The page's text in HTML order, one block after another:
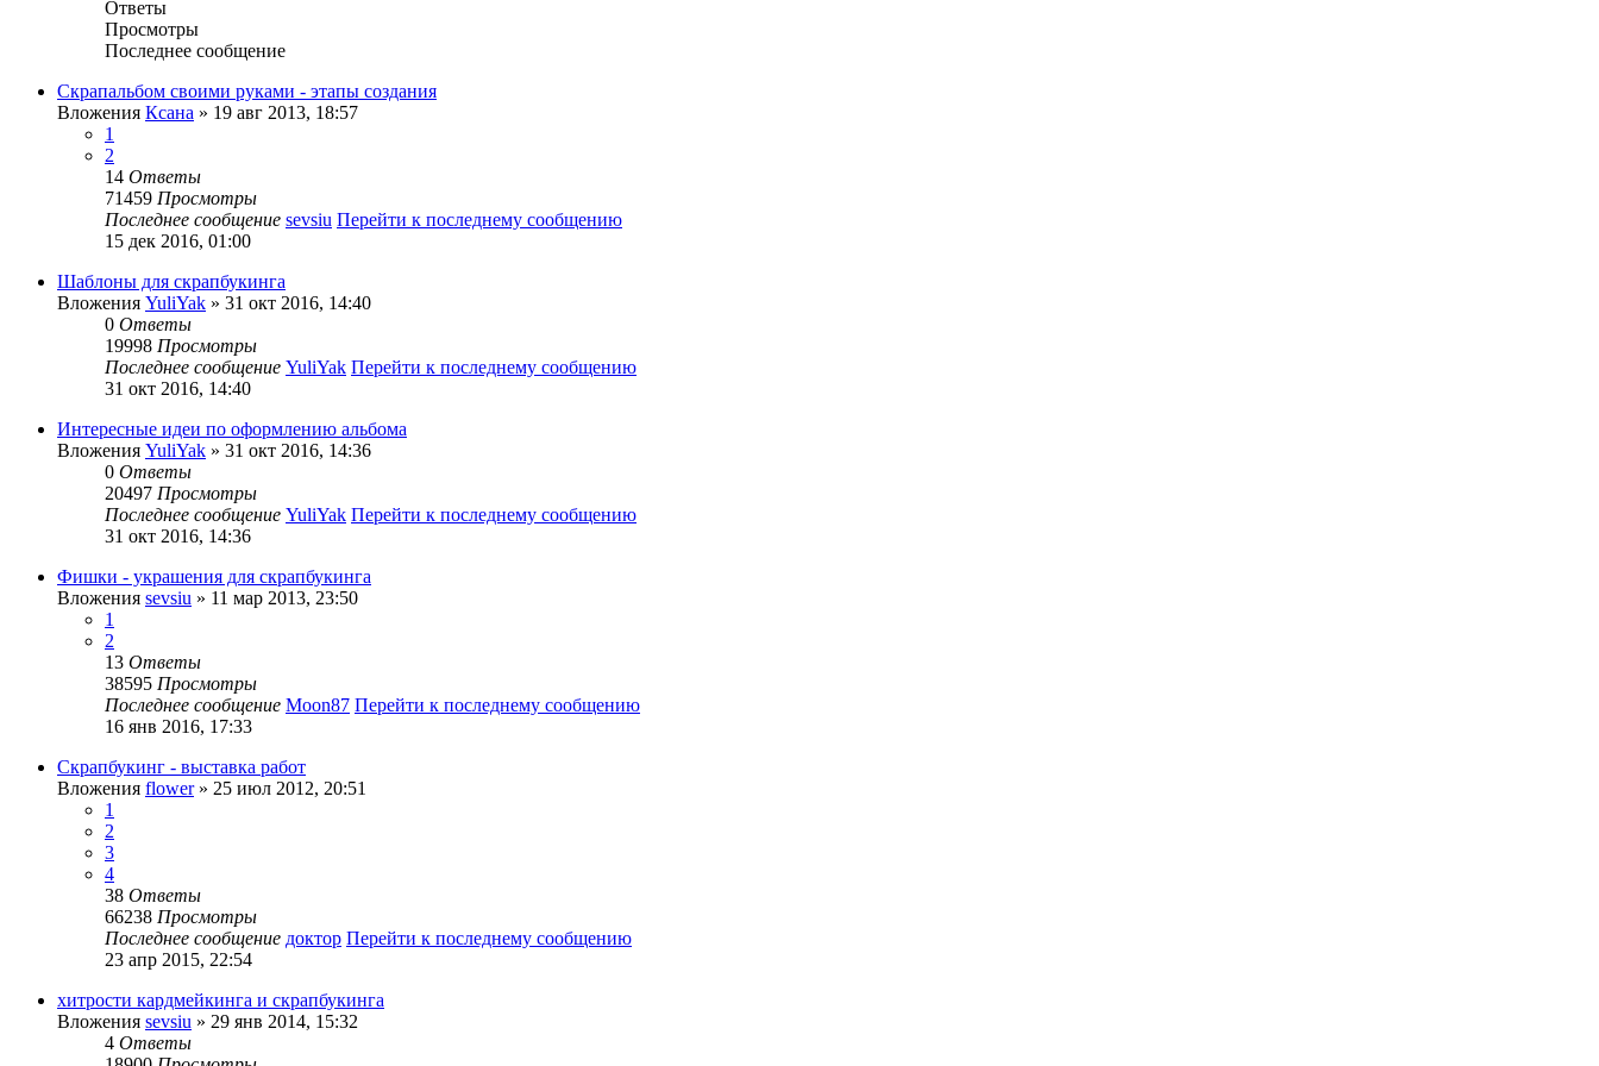
Ответы
Просмотры
Последнее сообщение
Скрапальбом своими руками - этапы создания
Вложения Ксана » 19 авг 2013, 18:57
1
2
14 Ответы
71459 Просмотры
Последнее сообщение sevsiu Перейти к последнему сообщению
15 дек 2016, 01:00
Шаблоны для скрапбукинга
Вложения YuliYak » 31 окт 2016, 14:40
0 Ответы
19998 Просмотры
Последнее сообщение YuliYak Перейти к последнему сообщению
31 окт 2016, 14:40
Интересные идеи по оформлению альбома
Вложения YuliYak » 31 окт 2016, 14:36
0 Ответы
20497 Просмотры
Последнее сообщение YuliYak Перейти к последнему сообщению
31 окт 2016, 14:36
Фишки - украшения для скрапбукинга
Вложения sevsiu » 11 мар 2013, 23:50
1
2
13 Ответы
38595 Просмотры
Последнее сообщение Moon87 Перейти к последнему сообщению
16 янв 2016, 17:33
Скрапбукинг - выставка работ
Вложения flower» 25 июл 2012, 20:51
1
2
3
4
38 Ответы
66238 Просмотры
Последнее сообщение доктор Перейти к последнему сообщению
23 апр 2015, 22:54
хитрости кардмейкинга и скрапбукинга
Вложения sevsiu » 29 янв 2014, 15:32
4 Ответы